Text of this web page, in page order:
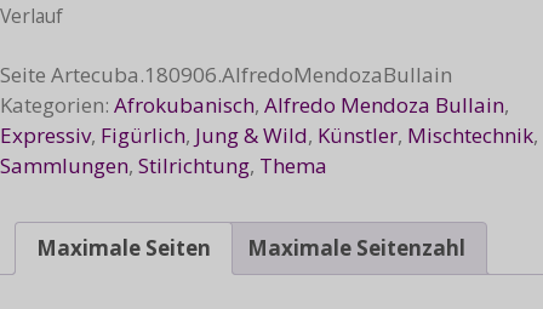
Verlauf
Seite Artecuba.180906.AlfredoMendozaBullain
Kategorien: Afrokubanisch, Alfredo Mendoza Bullain,
Expressiv, Figürlich, Jung & Wild, Künstler, Mischtechnik,
Sammlungen, Stilrichtung, Thema
Maximale Seiten Maximale Seitenzahl